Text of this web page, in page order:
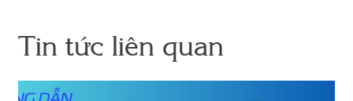
Tin tức liên quan